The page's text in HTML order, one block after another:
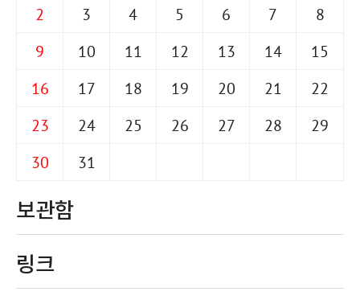
2
3 4 5 6 7
8
9
10 11 12 13 14
15
16
17 18 19 20 21
22
23
24 25 26 27 28
29
30
31
보관함
링크